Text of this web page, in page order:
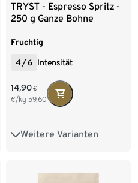
TRYST - Espresso Spritz -
250 g Ganze Bohne
Fruchtig
4/6 Intensität
14,90€
€/kg 59,60
Weitere Varianten
250 g Ganze Bohne